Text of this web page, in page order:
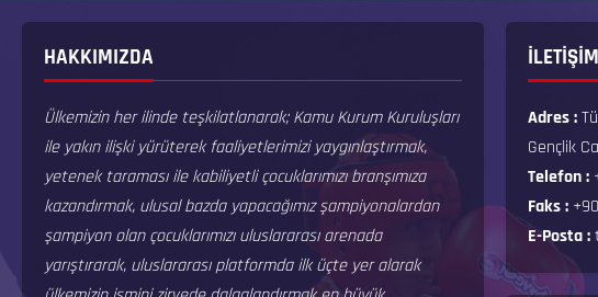
HAKKIMIZDA
Ülkemizin her ilinde teşkilatlanarak; Kamu Kurum Kuruluşları
ile yakın ilişki yürüterek faaliyetlerimizi yaygınlaştırmak,
yetenek taraması ile kabiliyetli çocuklarımızı branşımıza
kazandırmak, ulusal bazda yapacağımız şampiyonalardan
şampiyon olan çocuklarımızı uluslararası arenada
yarıştırarak, uluslararası platformda ilk üçte yer alarak
Adres :
Gençlik
Telefon :
Faks :
E-Posta :